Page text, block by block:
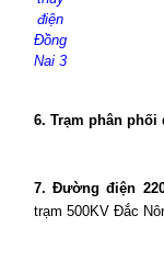
điện
Đồng
Nai 3
6. Trạm phân phối
7. Đường điện
trạm 500KV Đắc